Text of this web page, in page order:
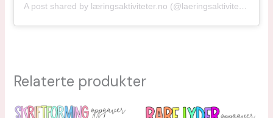
A post shared by læringsaktiviteter.no (@laeringsaktiviteter)
Relaterte produkter